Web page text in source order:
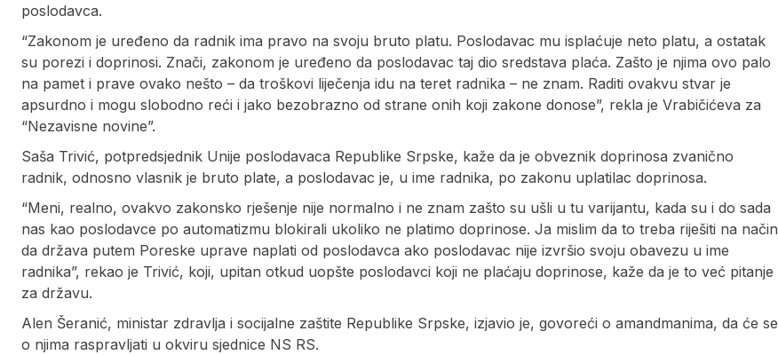
poslodavca.
“Zakonom je uređeno da radnik ima pravo na svoju bruto platu. Poslodavac mu isplaćuje neto platu, a ostatak
su porezi i doprinosi. Znači, zakonom je uređeno da poslodavac taj dio sredstava plaća. Zašto je njima ovo palo
na pamet i prave ovako nešto – da troškovi liječenja idu na teret radnika – ne znam. Raditi ovakvu stvar je
apsurdno i mogu slobodno reći i jako bezobrazno od strane onih koji zakone donose”, rekla je Vrabičićeva za
“Nezavisne novine”.
Saša Trivić, potpredsjednik Unije poslodavaca Republike Srpske, kaže da je obveznik doprinosa zvanično
radnik, odnosno vlasnik je bruto plate, a poslodavac je, u ime radnika, po zakonu uplatilac doprinosa.
“Meni, realno, ovakvo zakonsko rješenje nije normalno i ne znam zašto su ušli u tu varijantu, kada su i do sada
nas kao poslodavce po automatizmu blokirali ukoliko ne platimo doprinose. Ja mislim da to treba riješiti na način
da država putem Poreske uprave naplati od poslodavca ako poslodavac nije izvršio svoju obavezu u ime
radnika”, rekao je Trivić, koji, upitan otkud uopšte poslodavci koji ne plaćaju doprinose, kaže da je to već pitanje
za državu.
Alen Šeranić, ministar zdravlja i socijalne zaštite Republike Srpske, izjavio je, govoreći o amandmanima, da će se
o njima raspravljati u okviru sjednice NS RS.